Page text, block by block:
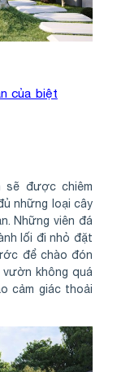
của biệt
sẽ được chiêm
những loại cây
Những viên đá
lối đi nhỏ đặt
để chào đón
không quá
cảm giác thoải